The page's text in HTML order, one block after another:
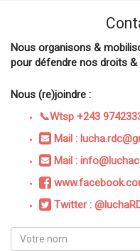
Nous organisons &
pour défendre nos droits
Nous (re)joindre :
📞Wtsp +243
Mail :
Mail :
Twitter :